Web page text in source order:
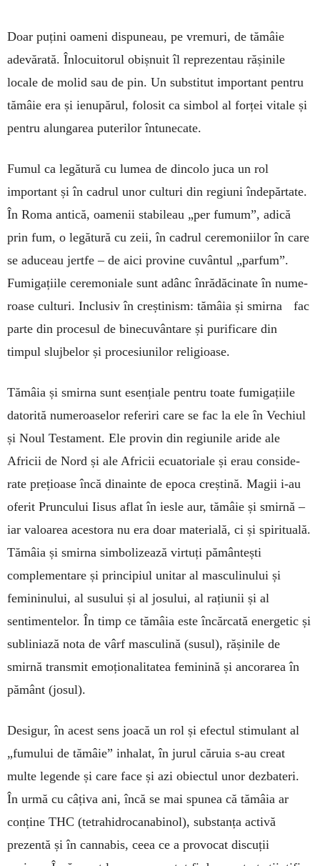
Doar puțini oameni dispuneau, pe vremuri, de tămâie
adevărată. Înlocuitorul obișnuit îl repre­zen­tau rășinile
locale de molid sau de pin. Un substi­tut important pentru
tămâie era și ienupărul, folosit ca simbol al forței vitale și
pentru alungarea puterilor întunecate.
Fumul ca legătură cu lumea de dincolo juca un rol
important și în cadrul unor culturi din regiuni îndepărtate.
În Roma antică, oa­menii stabileau „per fumum”, adică
prin fum, o legătură cu zeii, în ca­drul ceremoniilor în care
se adu­ceau jertfe – de aici provine cu­vân­tul „parfum”.
Fumigațiile cere­mo­niale sunt adânc înră­dăcinate în nume­
roase culturi. Inclusiv în creș­tinism: tămâia și smir­na fac
parte din proce­sul de binecu­vân­tare și purificare din
timpul slujbelor și pro­cesiu­ni­lor religioa­se.
Tămâia și smirna sunt esențiale pentru toate fumigațiile
dato­rită numeroaselor refe­riri care se fac la ele în Vechiul
și Noul Testa­ment. Ele provin din regiunile aride ale
Africii de Nord și ale Africii ecuatoriale și erau conside­
rate prețioase încă dinainte de epoca creștină. Magii i-au
oferit Pruncului Iisus aflat în iesle aur, tămâie și smirnă –
iar valoarea acestora nu era doar materială, ci și spirituală.
Tămâia și smir­na simbolizează virtuți pământești
complementare și principiul unitar al masculinului și
femininului, al susului și al josului, al rațiunii și al
sentimen­telor. În timp ce tămâia este încărcată energetic și
subliniază nota de vârf masculină (susul), rășinile de
smirnă transmit emoționalitatea feminină și ancorarea în
pământ (josul).
Desigur, în acest sens joacă un rol și efectul stimulant al
„fumului de tămâie” inhalat, în jurul căruia s-au creat
multe legende și care face și azi obiectul unor dezbateri.
În urmă cu câțiva ani, încă se mai spunea că tămâia ar
conține THC (tetrahidrocanabinol), substanța activă
prezentă și în cannabis, ceea ce a provocat discuții